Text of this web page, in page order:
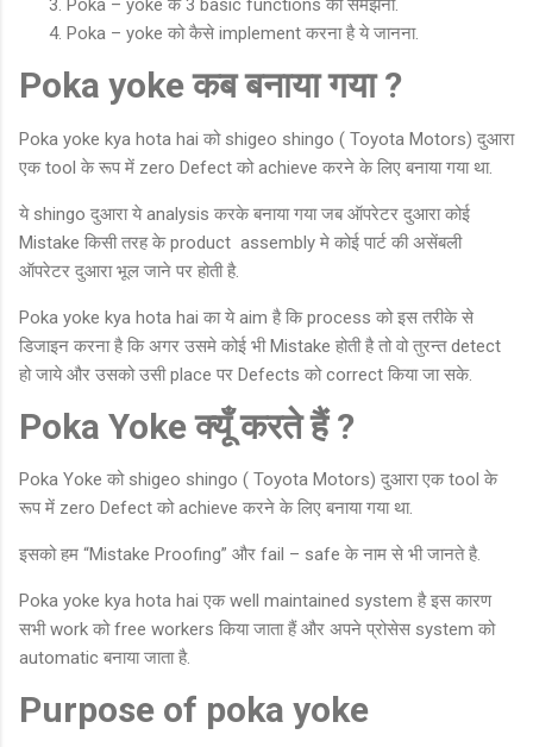
Poka – yoke के 3 basic functions को समझना.
Poka – yoke को कैसे implement करना है ये जानना.
Poka yoke कब बनाया गया ?
Poka yoke kya hota hai को shigeo shingo ( Toyota Motors) दुआरा
एक tool के रूप में zero Defect को achieve करने के लिए बनाया गया था.
ये shingo दुआरा ये analysis करके बनाया गया जब ऑपरेटर दुआरा कोई
Mistake किसी तरह के product assembly मे कोई पार्ट की असेंबली
ऑपरेटर दुआरा भूल जाने पर होती है.
Poka yoke kya hota hai का ये aim है कि process को इस तरीके से
डिजाइन करना है कि अगर उसमे कोई भी Mistake होती है तो वो तुरन्त detect
हो जाये और उसको उसी place पर Defects को correct किया जा सके.
Poka Yoke क्यूँ करते हैं ?
Poka Yoke को shigeo shingo ( Toyota Motors) दुआरा एक tool के
रूप में zero Defect को achieve करने के लिए बनाया गया था.
इसको हम “Mistake Proofing” और fail – safe के नाम से भी जानते है.
Poka yoke kya hota hai एक well maintained system है इस कारण
सभी work को free workers किया जाता हैं और अपने प्रोसेस system को
automatic बनाया जाता है.
Purpose of poka yoke